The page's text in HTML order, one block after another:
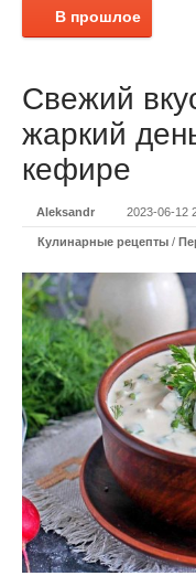
В прошлое
Свежий
жаркий
кефире
Aleksandr 2023-06-12
Кулинарные рецепты /